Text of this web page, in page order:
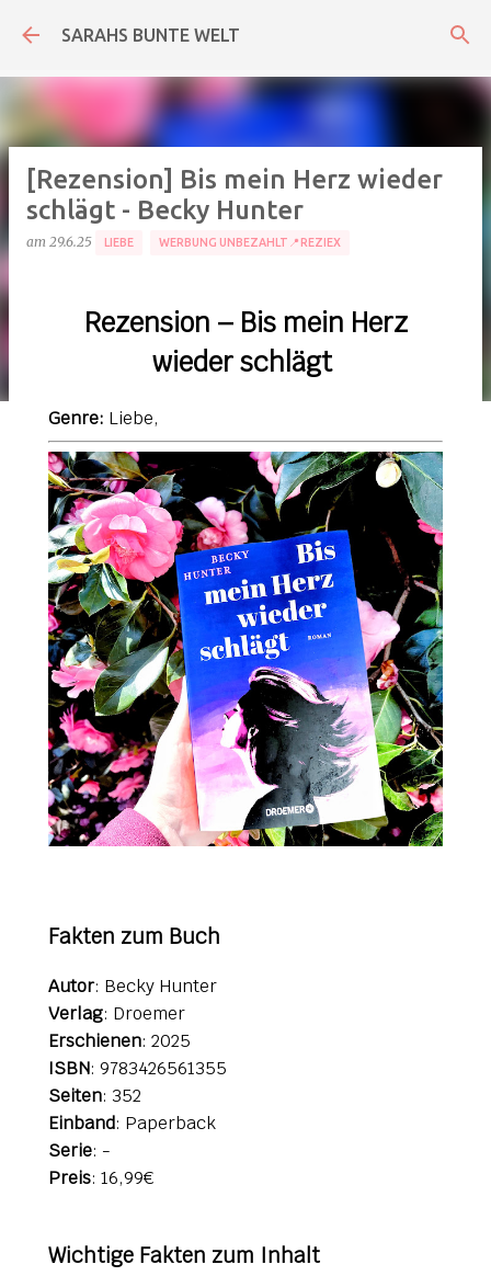
Direkt zum Hauptbereich
SARAHS BUNTE WELT
[Rezension] Bis mein Herz wieder
schlägt - Becky Hunter
am 29.6.25 LIEBE WERBUNG UNBEZAHLT📍REZIEX
Rezension – Bis mein Herz
wieder schlägt
Genre: Liebe,
Fakten zum Buch
Autor: Becky Hunter
Verlag: Droemer
Erschienen: 2025
ISBN: 9783426561355
Seiten: 352
Einband: Paperback
Serie: -
Preis: 16,99€
Wichtige Fakten zum Inhalt